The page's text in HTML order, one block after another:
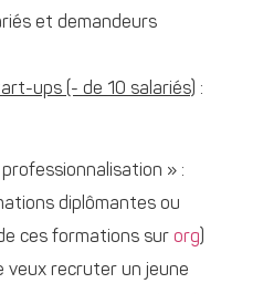
et demandeurs
ups (- de 10 salariés) :
» :
diplômantes ou
ces formations sur org)
veux recruter un jeune